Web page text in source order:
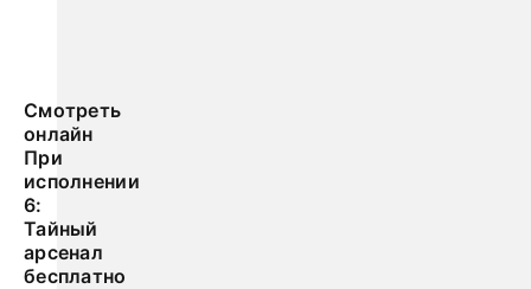
Смотреть
онлайн
При
исполнении
6:
Тайный
арсенал
бесплатно